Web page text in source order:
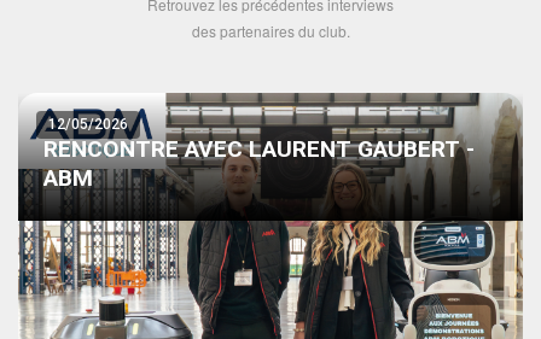
Retrouvez les précédentes interviews
des partenaires du club.
12/05/2026
RENCONTRE AVEC LAURENT GAUBERT -
ABM